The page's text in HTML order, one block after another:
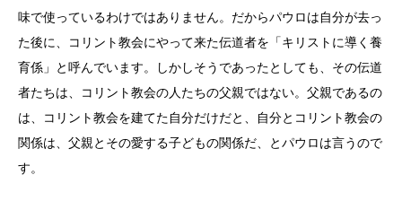
味で使っているわけではありません。だからパウロは自分が去っ
た後に、コリント教会にやって来た伝道者を「キリストに導く養
育係」と呼んでいます。しかしそうであったとしても、その伝道
者たちは、コリント教会の人たちの父親ではない。父親であるの
は、コリント教会を建てた自分だけだと、自分とコリント教会の
関係は、父親とその愛する子どもの関係だ、とパウロは言うので
す。